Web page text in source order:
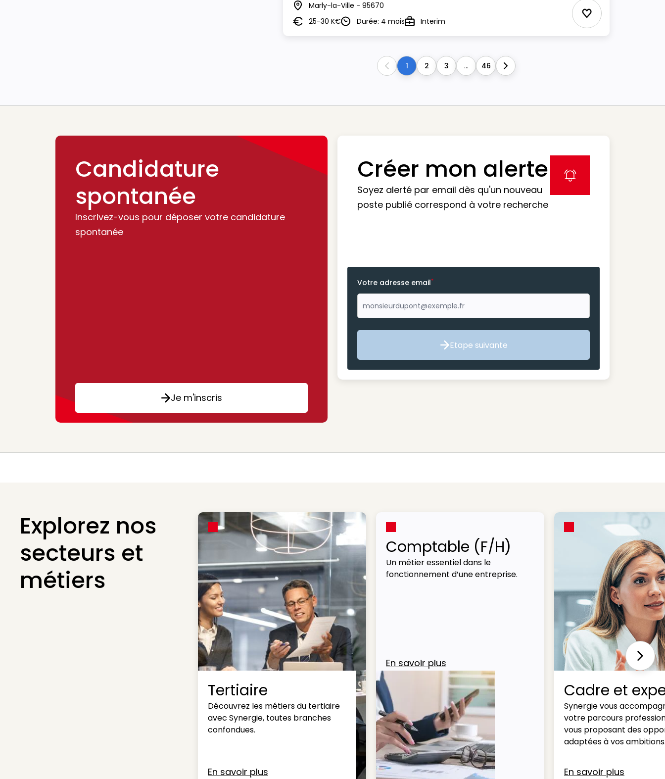
Lieu Marly-la-Ville - 95670
Salaire25-30 K€DuréeDurée: 4 moisTypeInterim Ajouter aux
Previous
1 2 3 ... 46 Next
Candidature
spontanée
Inscrivez-vous pour déposer votre candidature
spontanée
Je m'inscris
Créer mon alerte
Soyez alerté par email dès qu'un nouveau
poste publié correspond à votre recherche
label icon
Votre adresse email*
Etape suivante
Etape suivante
Explorez nos
secteurs et
métiers
Tertiaire
Découvrez les métiers du tertiaire
avec Synergie, toutes branches
confondues.
En savoir plus
Comptable (F/H)
Un métier essentiel dans le
fonctionnement d’une entreprise.
En savoir plus
Cadre et
Synergie vous
votre parcours
vous proposant des
adaptées à vos
En savoir plus
Next